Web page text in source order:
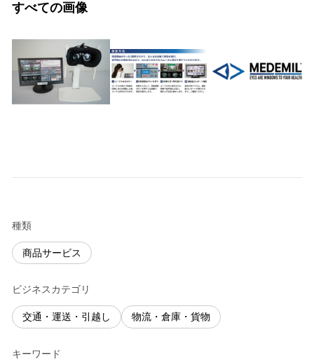
すべての画像
種類
商品サービス
ビジネスカテゴリ
交通・運送・引越し 物流・倉庫・貨物
キーワード